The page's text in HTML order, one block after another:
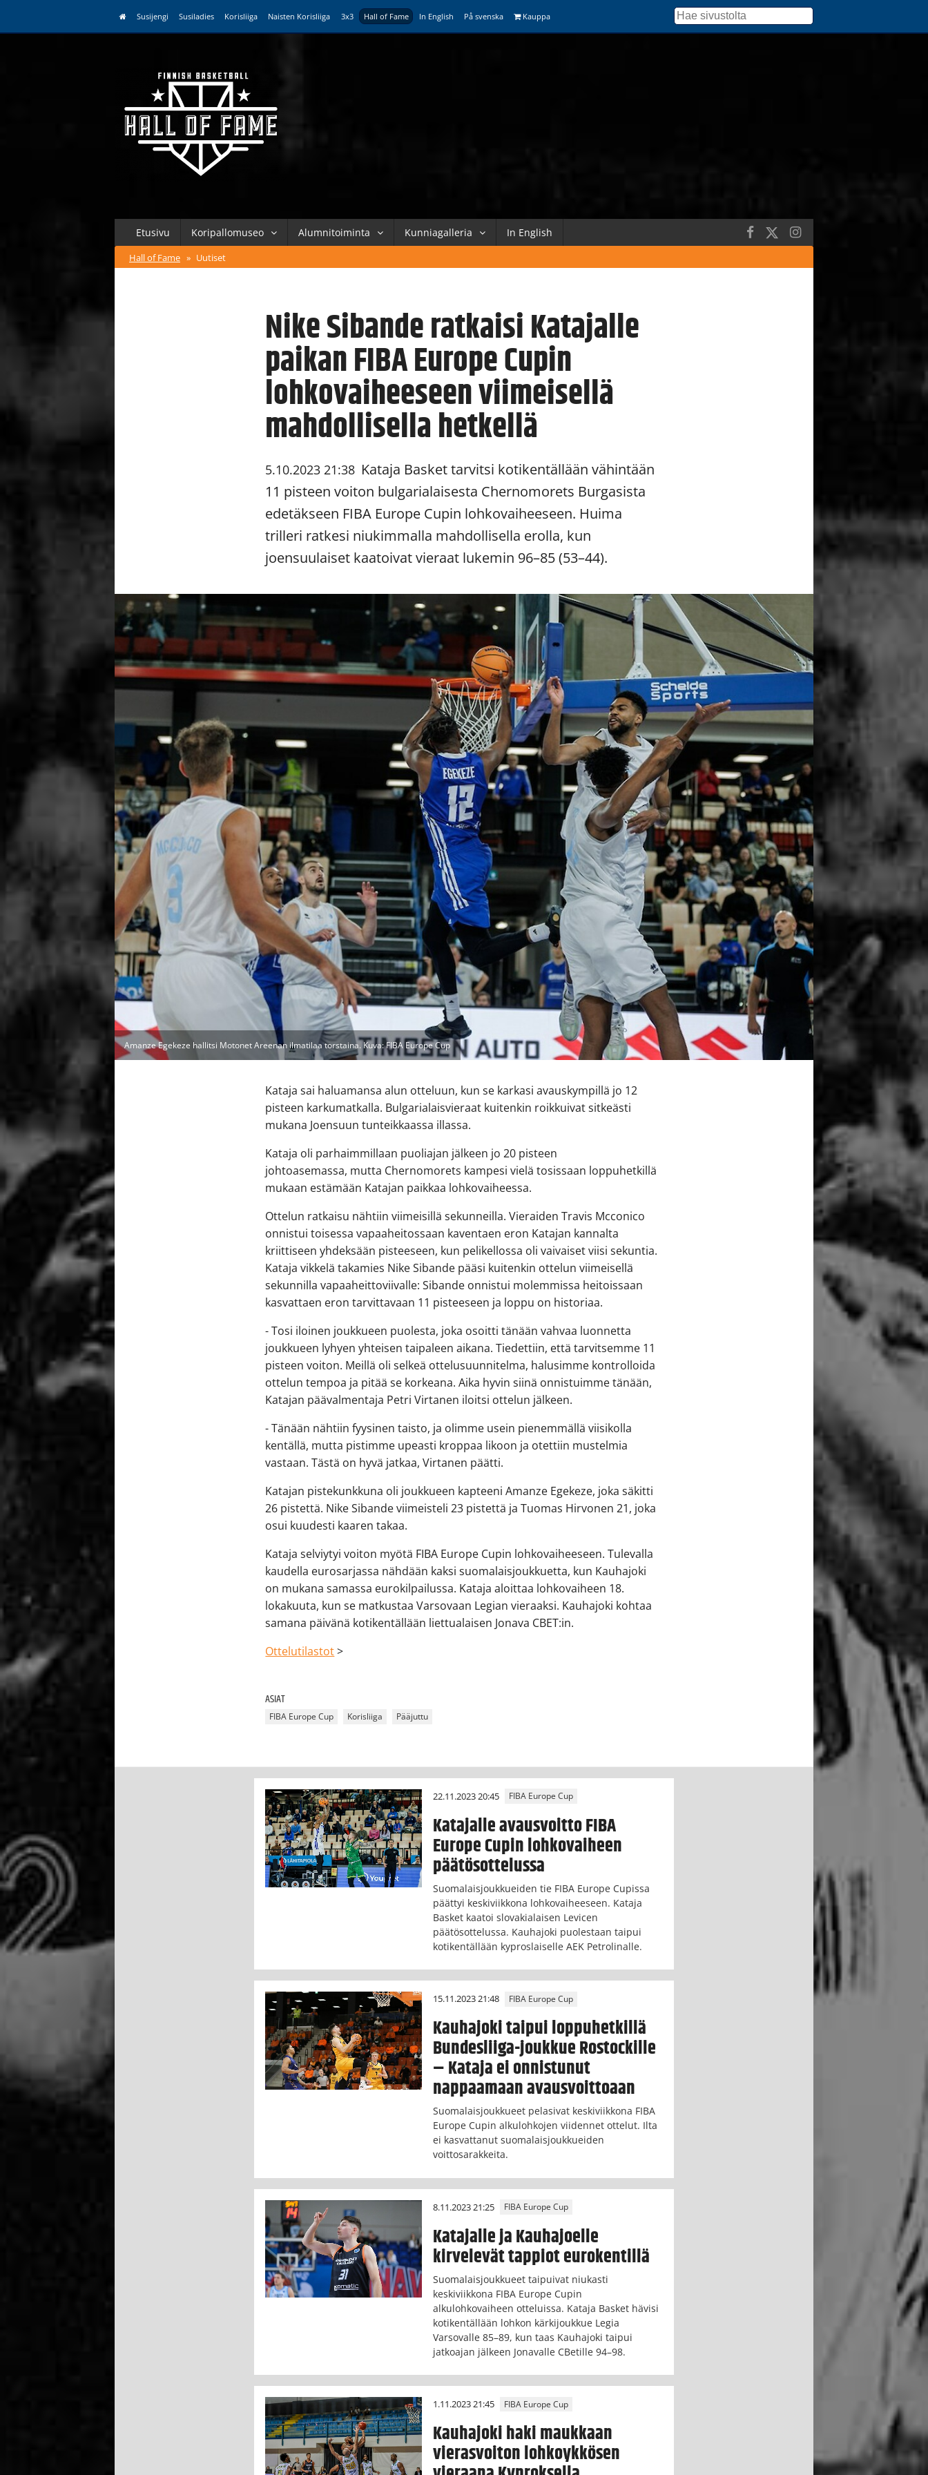
Susijengi Susiladies Korisliiga Naisten Korisliiga 3x3 Hall of Fame In English På svenska Kauppa
Etusivu Koripallomuseo Alumnitoiminta Kunniagalleria In English
Hall of Fame » Uutiset
Nike Sibande ratkaisi Katajalle
paikan FIBA Europe Cupin
lohkovaiheeseen viimeisellä
mahdollisella hetkellä
5.10.2023 21:38 Kataja Basket tarvitsi kotikentällään vähintään
11 pisteen voiton bulgarialaisesta Chernomorets Burgasista
edetäkseen FIBA Europe Cupin lohkovaiheeseen. Huima
trilleri ratkesi niukimmalla mahdollisella erolla, kun
joensuulaiset kaatoivat vieraat lukemin 96–85 (53–44).
Amanze Egekeze hallitsi Motonet Areenan ilmatilaa torstaina. Kuva: FIBA Europe Cup
Kataja sai haluamansa alun otteluun, kun se karkasi avauskympillä jo 12
pisteen karkumatkalla. Bulgarialaisvieraat kuitenkin roikkuivat sitkeästi
mukana Joensuun tunteikkaassa illassa.
Kataja oli parhaimmillaan puoliajan jälkeen jo 20 pisteen
johtoasemassa, mutta Chernomorets kampesi vielä tosissaan loppuhetkillä
mukaan estämään Katajan paikkaa lohkovaiheessa.
Ottelun ratkaisu nähtiin viimeisillä sekunneilla. Vieraiden Travis Mcconico
onnistui toisessa vapaaheitossaan kaventaen eron Katajan kannalta
kriittiseen yhdeksään pisteeseen, kun pelikellossa oli vaivaiset viisi sekuntia.
Kataja vikkelä takamies Nike Sibande pääsi kuitenkin ottelun viimeisellä
sekunnilla vapaaheittoviivalle: Sibande onnistui molemmissa heitoissaan
kasvattaen eron tarvittavaan 11 pisteeseen ja loppu on historiaa.
- Tosi iloinen joukkueen puolesta, joka osoitti tänään vahvaa luonnetta
joukkueen lyhyen yhteisen taipaleen aikana. Tiedettiin, että tarvitsemme 11
pisteen voiton. Meillä oli selkeä ottelusuunnitelma, halusimme kontrolloida
ottelun tempoa ja pitää se korkeana. Aika hyvin siinä onnistuimme tänään,
Katajan päävalmentaja Petri Virtanen iloitsi ottelun jälkeen.
- Tänään nähtiin fyysinen taisto, ja olimme usein pienemmällä viisikolla
kentällä, mutta pistimme upeasti kroppaa likoon ja otettiin mustelmia
vastaan. Tästä on hyvä jatkaa, Virtanen päätti.
Katajan pistekunkkuna oli joukkueen kapteeni Amanze Egekeze, joka säkitti
26 pistettä. Nike Sibande viimeisteli 23 pistettä ja Tuomas Hirvonen 21, joka
osui kuudesti kaaren takaa.
Kataja selviytyi voiton myötä FIBA Europe Cupin lohkovaiheeseen. Tulevalla
kaudella eurosarjassa nähdään kaksi suomalaisjoukkuetta, kun Kauhajoki
on mukana samassa eurokilpailussa. Kataja aloittaa lohkovaiheen 18.
lokakuuta, kun se matkustaa Varsovaan Legian vieraaksi. Kauhajoki kohtaa
samana päivänä kotikentällään liettualaisen Jonava CBET:in.
Ottelutilastot>
ASIAT
FIBA Europe Cup Korisliiga Pääjuttu
22.11.2023 20:45 FIBA Europe Cup
Katajalle avausvoitto FIBA
Europe Cupin lohkovaiheen
päätösottelussa
Suomalaisjoukkueiden tie FIBA Europe Cupissa
päättyi keskiviikkona lohkovaiheeseen. Kataja
Basket kaatoi slovakialaisen Levicen
päätösottelussa. Kauhajoki puolestaan taipui
kotikentällään kyproslaiselle AEK Petrolinalle.
15.11.2023 21:48 FIBA Europe Cup
Kauhajoki taipui loppuhetkillä
Bundesliiga-joukkue Rostockille
– Kataja ei onnistunut
nappaamaan avausvoittoaan
Suomalaisjoukkueet pelasivat keskiviikkona FIBA
Europe Cupin alkulohkojen viidennet ottelut. Ilta
ei kasvattanut suomalaisjoukkueiden
voittosarakkeita.
8.11.2023 21:25 FIBA Europe Cup
Katajalle ja Kauhajoelle
kirvelevät tappiot eurokentillä
Suomalaisjoukkueet taipuivat niukasti
keskiviikkona FIBA Europe Cupin
alkulohkovaiheen otteluissa. Kataja Basket hävisi
kotikentällään lohkon kärkijoukkue Legia
Varsovalle 85–89, kun taas Kauhajoki taipui
jatkoajan jälkeen Jonavalle CBetille 94–98.
1.11.2023 21:45 FIBA Europe Cup
Kauhajoki haki maukkaan
vierasvoiton lohkoykkösen